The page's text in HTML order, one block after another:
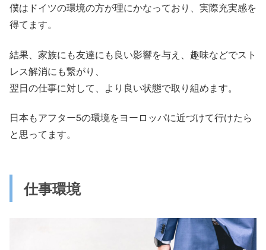
僕はドイツの環境の方が理にかなっており、実際充実感を
得てます。
結果、家族にも友達にも良い影響を与え、趣味などでスト
レス解消にも繋がり、
翌日の仕事に対して、より良い状態で取り組めます。
日本もアフター5の環境をヨーロッパに近づけて行けたら
と思ってます。
仕事環境